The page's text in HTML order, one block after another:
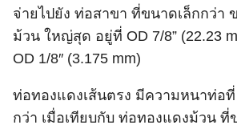
จ่ายไปยัง ท่อสาขา ที่ขนาดเล็กกว่า
ม้วน ใหญ่สุด อยู่ที่ OD 7/8” (22.23
OD 1/8″ (3.175 mm)
ท่อทองแดงเส้นตรง มีความหนาท่อ
กว่า เมื่อเทียบกับ ท่อทองแดงม้วน ที่